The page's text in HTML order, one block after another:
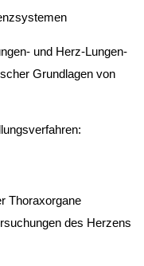
und Herz-Lungen-
Grundlagen von
Thoraxorgane
des Herzens